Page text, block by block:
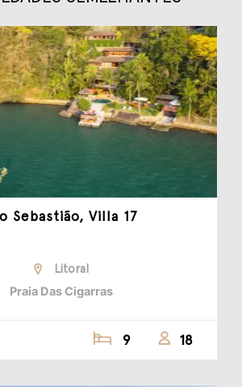
Sebastião, Villa 17
Litoral
Praia Das Cigarras
9 18